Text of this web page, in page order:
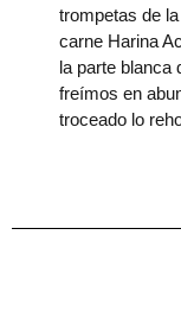
trompetas de
carne Harina
la parte blanca
freímos en
troceado lo